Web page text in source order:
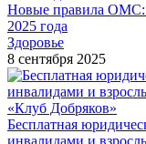
Новые правила ОМС:
2025 года
Здоровье
8 сентября 2025
Бесплатная
инвалидами и